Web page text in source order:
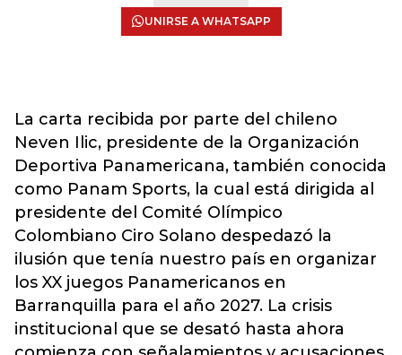
UNIRSE A WHATSAPP
La carta recibida por parte del chileno
Neven Ilic, presidente de la Organización
Deportiva Panamericana, también conocida
como Panam Sports, la cual está dirigida al
presidente del Comité Olímpico
Colombiano Ciro Solano despedazó la
ilusión que tenía nuestro país en organizar
los XX juegos Panamericanos en
Barranquilla para el año 2027. La crisis
institucional que se desató hasta ahora